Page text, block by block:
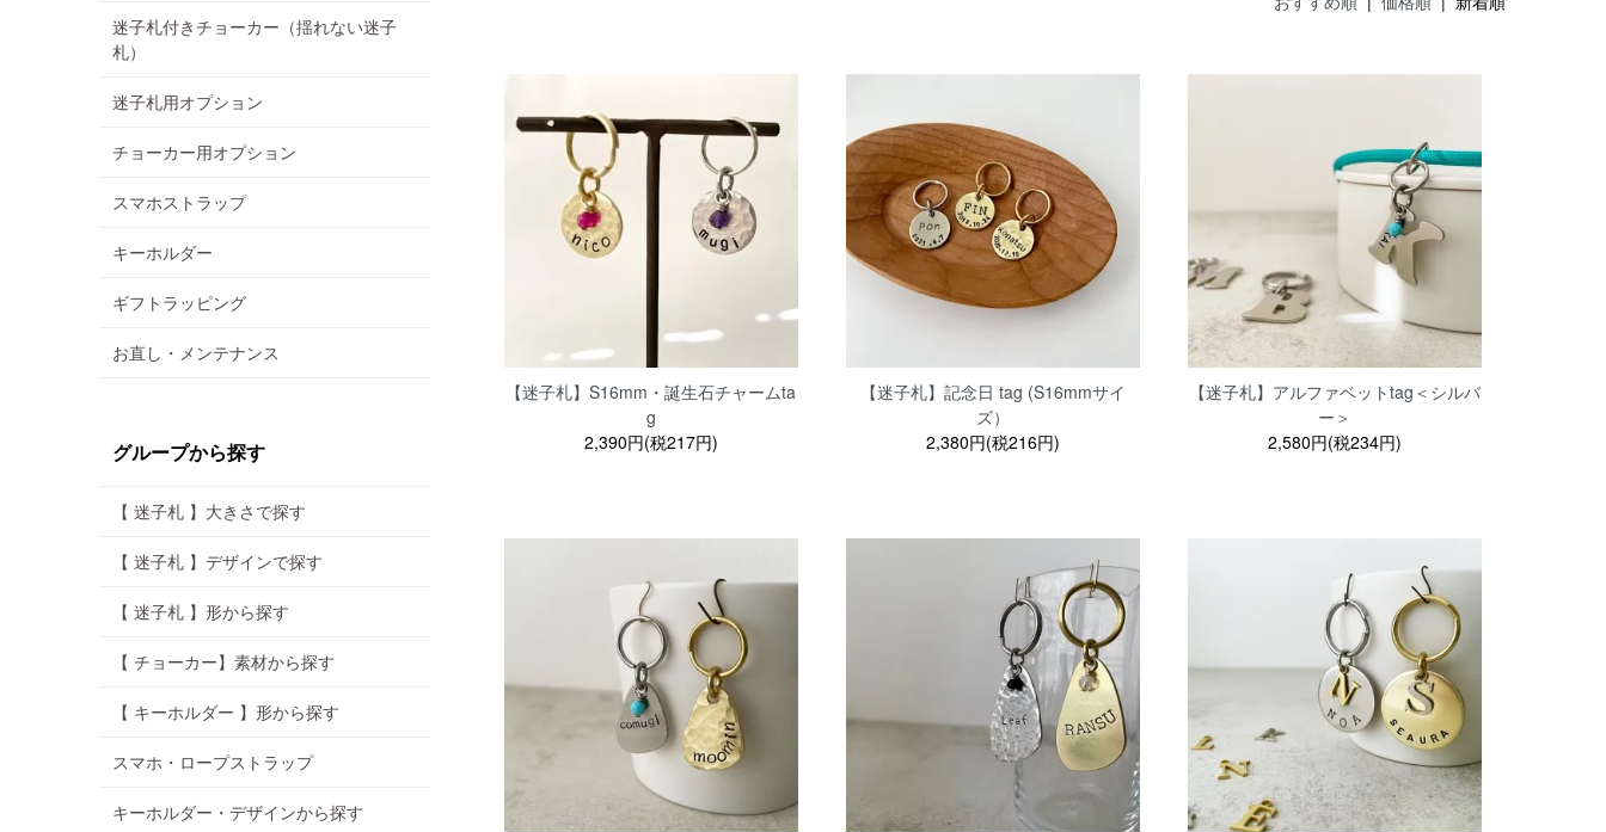
【迷子札】S16mm・誕生石チャームta
g
2,390円(税217円)
【迷子札】記念日 tag (S16mmサイ
ズ）
2,380円(税216円)
【迷子札】アルファベットtag＜シルバ
ー＞
2,580円(税234円)
迷子札付きチョーカー（揺れない迷子
札）
迷子札用オプション
チョーカー用オプション
スマホストラップ
キーホルダー
ギフトラッピング
お直し・メンテナンス
グループから探す
【 迷子札 】大きさで探す
【 迷子札 】デザインで探す
【 迷子札 】形から探す
【 チョーカー】素材から探す
【 キーホルダー 】形から探す
スマホ・ロープストラップ
キーホルダー・デザインから探す